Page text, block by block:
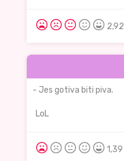
2,92
- Jes gotiva biti piva.
LoL
1,39